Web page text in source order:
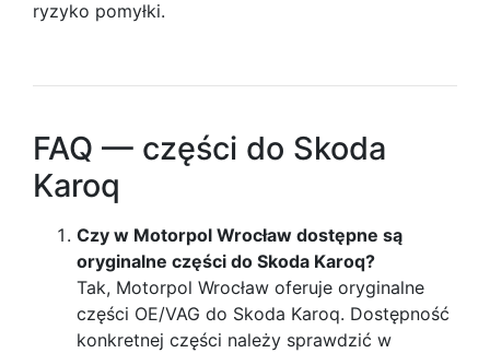
ryzyko pomyłki.
FAQ — części do Skoda
Karoq
Czy w Motorpol Wrocław dostępne są
oryginalne części do Skoda Karoq?
Tak, Motorpol Wrocław oferuje oryginalne
części OE/VAG do Skoda Karoq. Dostępność
konkretnej części należy sprawdzić w